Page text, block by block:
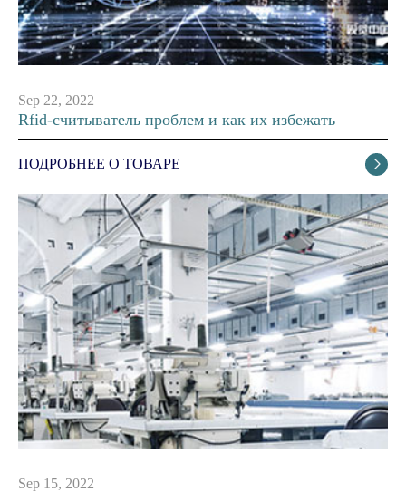
Sep 22, 2022
Rfid-считыватель проблем и как их избежать
ПОДРОБНЕЕ О ТОВАРЕ 
Sep 15, 2022